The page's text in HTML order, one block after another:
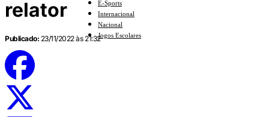
E-Sports
Internacional
Nacional
Jogos Escolares
relator
Publicado: 23/11/2022 às 21:32